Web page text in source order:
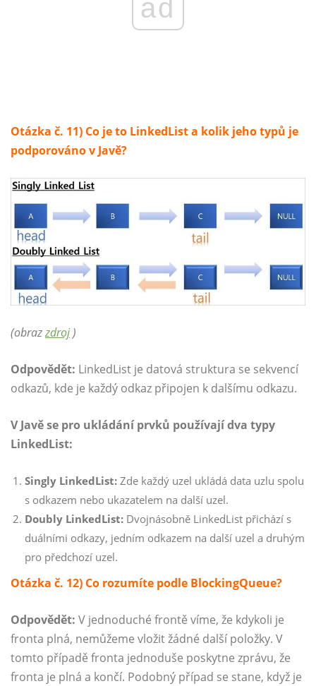
ad
Otázka č. 11) Co je to LinkedList a kolik jeho typů je
podporováno v Javě?
(obrazzdroj)
Odpovědět: LinkedList je datová struktura se sekvencí
odkazů, kde je každý odkaz připojen k dalšímu odkazu.
V Javě se pro ukládání prvků používají dva typy
LinkedList:
Singly LinkedList: Zde každý uzel ukládá data uzlu spolu
s odkazem nebo ukazatelem na další uzel.
Doubly LinkedList: Dvojnásobně LinkedList přichází s
duálními odkazy, jedním odkazem na další uzel a druhým
pro předchozí uzel.
Otázka č. 12) Co rozumíte podle BlockingQueue?
Odpovědět: V jednoduché frontě víme, že kdykoli je
fronta plná, nemůžeme vložit žádné další položky. V
tomto případě fronta jednoduše poskytne zprávu, že
fronta je plná a končí. Podobný případ se stane, když je